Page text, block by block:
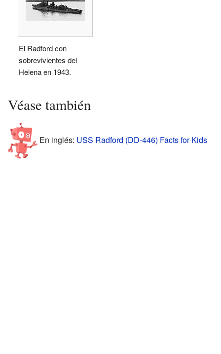
El Radford con
sobrevivientes del
Helena en 1943.
Véase también
En inglés: USS Radford (DD-446) Facts for Kids